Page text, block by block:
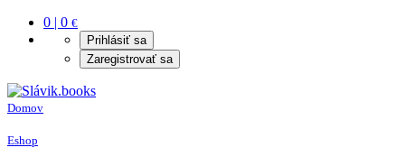
0 | 0 €
Prihlásiť sa
Zaregistrovať sa
Domov
Eshop